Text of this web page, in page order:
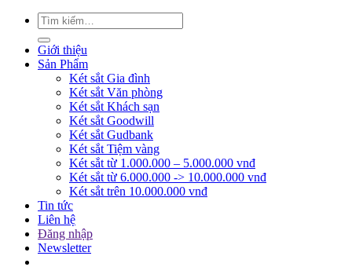
Giới thiệu
Sản Phẩm
Két sắt Gia đình
Két sắt Văn phòng
Két sắt Khách sạn
Két sắt Goodwill
Két sắt Gudbank
Két sắt Tiệm vàng
Két sắt từ 1.000.000 – 5.000.000 vnđ
Két sắt từ 6.000.000 -> 10.000.000 vnđ
Két sắt trên 10.000.000 vnđ
Tin tức
Liên hệ
Đăng nhập
Newsletter